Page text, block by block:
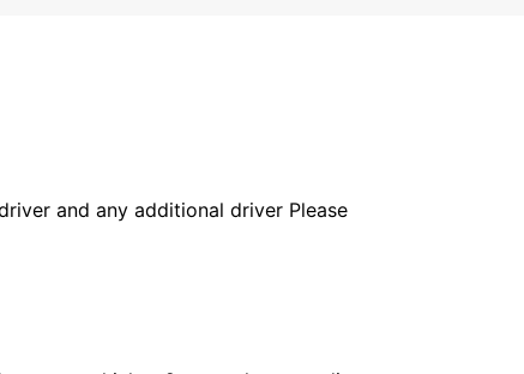
and any additional driver Please